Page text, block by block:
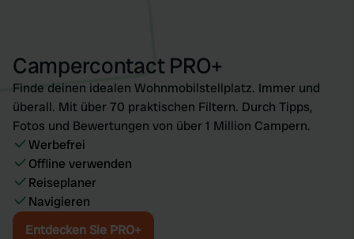
our social media, advertising and analytics partners who
may combine it with other information that you’ve
provided to them or that they’ve collected from your use
of their services.
Campercontact PRO+
Finde deinen idealen Wohnmobilstellplatz. Immer und
überall. Mit über 70 praktischen Filtern. Durch Tipps,
Fotos und Bewertungen von über 1 Million Campern.
Werbefrei
Offline verwenden
Reiseplaner
Navigieren
Entdecken Sie PRO+